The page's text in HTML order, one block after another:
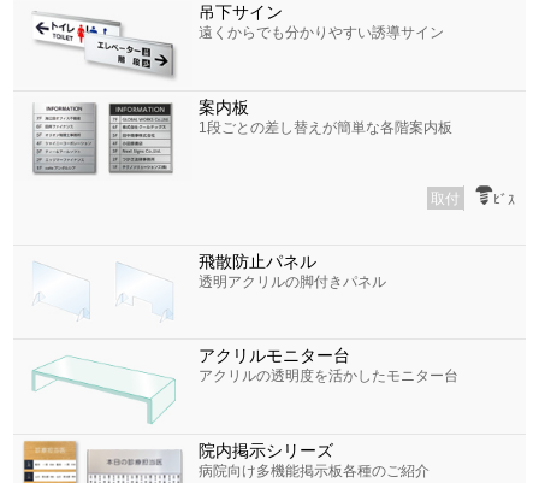
吊下サイン
遠くからでも分かりやすい誘導サイン
案内板
1段ごとの差し替えが簡単な各階案内板
取付 ﾋﾞｽ
飛散防止パネル
透明アクリルの脚付きパネル
アクリルモニター台
アクリルの透明度を活かしたモニター台
院内掲示シリーズ
病院向け多機能掲示板各種のご紹介